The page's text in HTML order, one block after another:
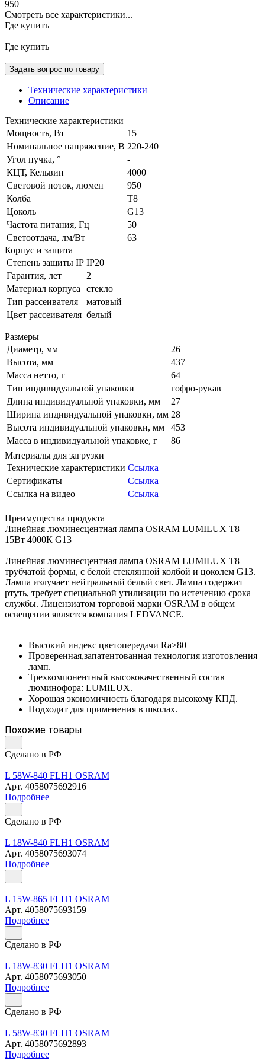
950
Смотреть все характеристики...
Где купить
Где купить
Задать вопрос по товару
Технические характеристики
Описание
Технические характеристики
Мощность, Вт
15
Номинальное напряжение, В 220-240
Угол пучка, °
-
КЦТ, Кельвин
4000
Световой поток, люмен
950
Колба
T8
Цоколь
G13
Частота питания, Гц
50
Светоотдача, лм/Вт
63
Корпус и защита
Степень защиты IP IP20
Гарантия, лет
2
Материал корпуса
стекло
Тип рассеивателя
матовый
Цвет рассеивателя белый
Размеры
Диаметр, мм
26
Высота, мм
437
Масса нетто, г
64
Тип индивидуальной упаковки
гофро-рукав
Длина индивидуальной упаковки, мм
27
Ширина индивидуальной упаковки, мм 28
Высота индивидуальной упаковки, мм
453
Масса в индивидуальной упаковке, г
86
Материалы для загрузки
Технические характеристики Ссылка
Сертификаты
Ссылка
Ссылка на видео
Ссылка
Преимущества продукта
Линейная люминесцентная лампа OSRAM LUMILUX T8
15Вт 4000К G13
Линейная люминесцентная лампа OSRAM LUMILUX T8
трубчатой формы, с белой стеклянной колбой и цоколем G13.
Лампа излучает нейтральный белый свет. Лампа содержит
ртуть, требует специальной утилизации по истечению срока
службы. Лицензиатом торговой марки OSRAM в общем
освещении является компания LEDVANCE.
Высокий индекс цветопередачи Ra≥80
Проверенная,запатентованная технология изготовления
ламп.
Трехкомпонентный высококачественный состав
люминофора: LUMILUX.
Хорошая экономичность благодаря высокому КПД.
Подходит для применения в школах.
Похожие товары
Сделано в РФ
L 58W-840 FLH1 OSRAM
Арт. 4058075692916
Подробнее
Сделано в РФ
L 18W-840 FLH1 OSRAM
Арт. 4058075693074
Подробнее
L 15W-865 FLH1 OSRAM
Арт. 4058075693159
Подробнее
Сделано в РФ
L 18W-830 FLH1 OSRAM
Арт. 4058075693050
Подробнее
Сделано в РФ
L 58W-830 FLH1 OSRAM
Арт. 4058075692893
Подробнее